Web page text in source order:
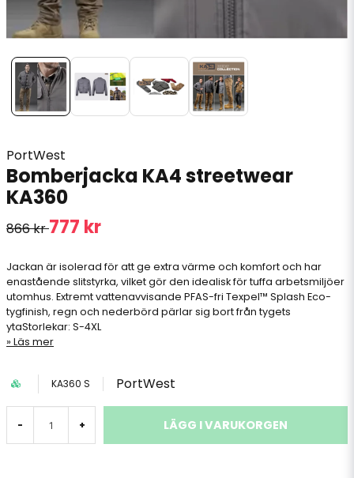
PortWest
Bomberjacka KA4 streetwear
KA360
866 kr777 kr
Jackan är isolerad för att ge extra värme och komfort och har
enastående slitstyrka, vilket gör den idealisk för tuffa arbetsmiljöer
utomhus. Extremt vattenavvisande PFAS-fri Texpel™ Splash Eco-
tygfinish, regn och nederbörd pärlar sig bort från tygets
ytaStorlekar: S-4XL
Läs mer
KA360 S PortWest
- + LÄGG I VARUKORGEN